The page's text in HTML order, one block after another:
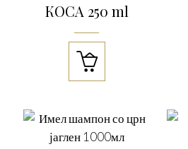
КОСА 250 ml
